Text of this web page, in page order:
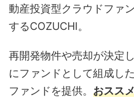
動産投資型クラウドファ
するCOZUCHI。
再開発物件や売却が決定
にファンドとして組成し
ファンドを提供。 おスス